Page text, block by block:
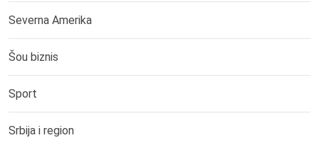
Severna Amerika
Šou biznis
Sport
Srbija i region